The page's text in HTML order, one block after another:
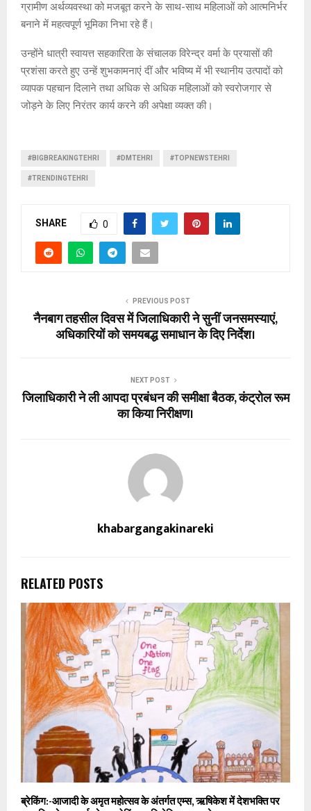
ग्रामीण अर्थव्यवस्था को मजबूत करने के साथ-साथ महिलाओं को आत्मनिर्भर
बनाने में महत्वपूर्ण भूमिका निभा रहे हैं।
उन्होंने धात्री स्वायत्त सहकारिता के संचालक विरेन्द्र वर्मा के प्रयासों की
प्रशंसा करते हुए उन्हें शुभकामनाएं दीं और भविष्य में भी स्थानीय उत्पादों को
व्यापक पहचान दिलाने तथा अधिक से अधिक महिलाओं को स्वरोजगार से
जोड़ने के लिए निरंतर कार्य करने की अपेक्षा व्यक्त की।
#BIGBREAKINGTEHRI #DMTEHRI #TOPNEWSTEHRI
#TRENDINGTEHRI
SHARE 0
PREVIOUS POST
नैनबाग तहसील दिवस में जिलाधिकारी ने सुनीं जनसमस्याएं,
अधिकारियों को समयबद्ध समाधान के दिए निर्देश।
NEXT POST
जिलाधिकारी ने ली आपदा प्रबंधन की समीक्षा बैठक, कंट्रोल रूम
का किया निरीक्षण।
khabargangakinareki
RELATED POSTS
ब्रेकिंग:-आजादी के अमृत महोत्सव के अंतर्गत एम्स, ऋषिकेश में देशभक्ति पर